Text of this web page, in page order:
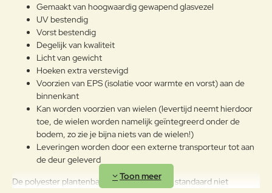
Gemaakt van hoogwaardig gewapend glasvezel
UV bestendig
Vorst bestendig
Degelijk van kwaliteit
Licht van gewicht
Hoeken extra verstevigd
Voorzien van EPS (isolatie voor warmte en vorst) aan de
binnenkant
Kan worden voorzien van wielen (levertijd neemt hierdoor
toe, de wielen worden namelijk geïntegreerd onder de
bodem, zo zie je bijna niets van de wielen!)
Leveringen worden door een externe transporteur tot aan
de deur geleverd
De polyester plantenbakken van Veurst zijn standaard niet